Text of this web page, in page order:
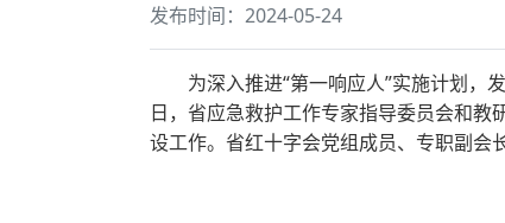
发布时间：2024-05-24
为深入推进“第一响应人”实施计划，
日，省应急救护工作专家指导委员会和教
设工作。省红十字会党组成员、专职副会